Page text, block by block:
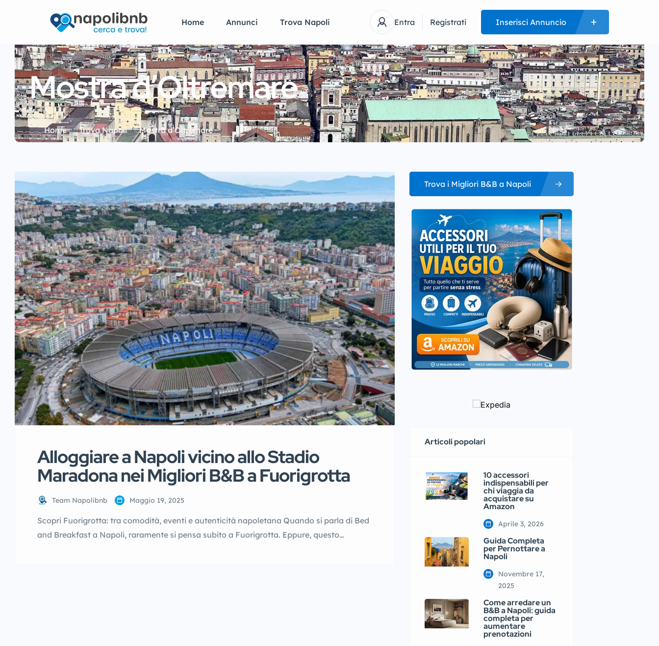
Home Annunci Trova Napoli Entra Registrati Inserisci Annuncio
Mostra d’Oltremare
Home Trova Napoli Mostra d’Oltremare
Alloggiare a Napoli vicino allo Stadio
Maradona nei Migliori B&B a Fuorigrotta
Team Napolibnb Maggio 19, 2025
Scopri Fuorigrotta: tra comodità, eventi e autenticità napoletana Quando si parla di Bed
and Breakfast a Napoli, raramente si pensa subito a Fuorigrotta. Eppure, questo
Trova i Migliori B&B a Napoli
Articoli popolari
10 accessori
indispensabili per
chi viaggia da
acquistare su
Amazon
Aprile 3, 2026
Guida Completa
per Pernottare a
Napoli
Novembre 17,
2025
Come arredare un
B&B a Napoli: guida
completa per
aumentare
prenotazioni